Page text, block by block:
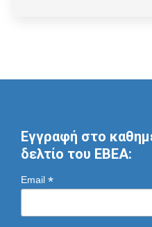
Εγγραφή στο
δελτίο του ΕΒΕΑ:
Email *